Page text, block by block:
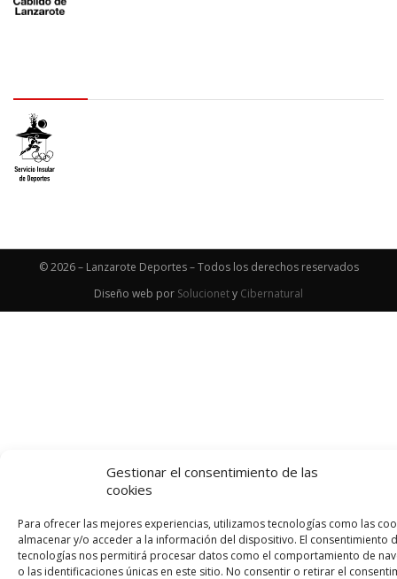
Gestionar el consentimiento de las
cookies
Para ofrecer las mejores experiencias, utilizamos tecnologías como las
almacenar y/o acceder a la información del dispositivo. El consentimiento
tecnologías nos permitirá procesar datos como el comportamiento de
o las identificaciones únicas en este sitio. No consentir o retirar el
© 2026 – Lanzarote Deportes – Todos los derechos reservados
Diseño web por Solucionety Cibernatural